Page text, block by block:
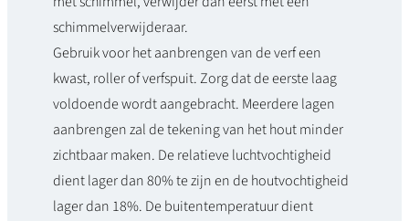
schimmelverwijderaar.
Gebruik voor het aanbrengen van de verf een
kwast, roller of verfspuit. Zorg dat de eerste laag
voldoende wordt aangebracht. Meerdere lagen
aanbrengen zal de tekening van het hout minder
zichtbaar maken. De relatieve luchtvochtigheid
dient lager dan 80% te zijn en de houtvochtigheid
lager dan 18%. De buitentemperatuur dient